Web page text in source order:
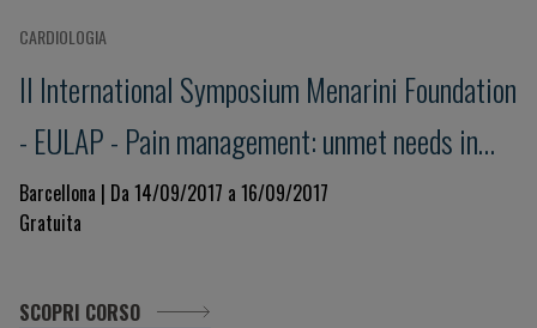
CARDIOLOGIA
II International Symposium Menarini Foundation
- EULAP - Pain management: unmet needs in
acute pain
Barcellona | Da 14/09/2017 a 16/09/2017
Gratuita
SCOPRI CORSO